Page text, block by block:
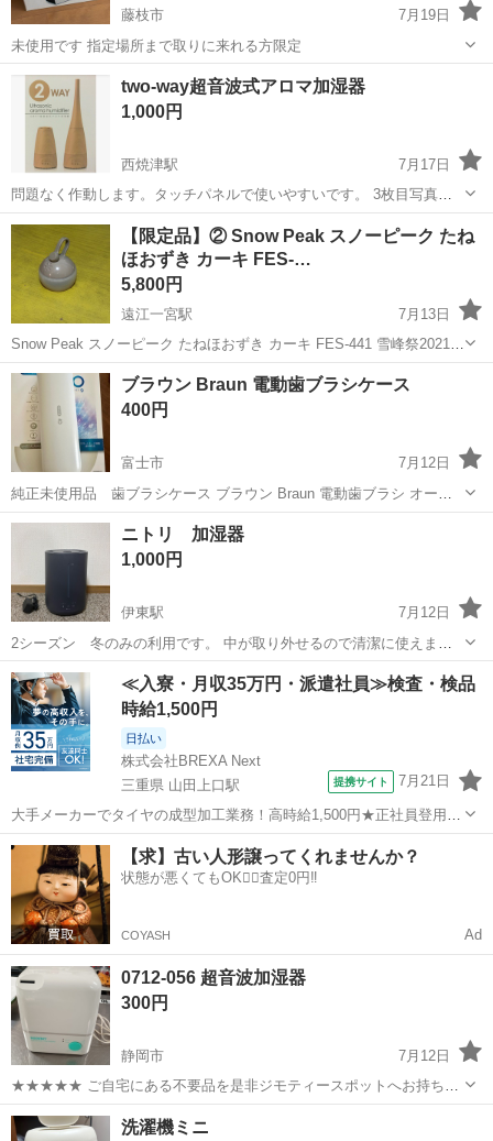
藤枝市
7月19日
未使用です 指定場所まで取りに来れる方限定
静岡 藤枝市 季節、空調家電
two-way超音波式アロマ加湿器
1,000円
西焼津駅
7月17日
問題なく作動します。タッチパネルで使いやすいです。 3枚目写真、
折れてボンドで着けましたが外れて無くなってしまいました。使用に
問題はありません。
静岡 焼津市 西焼津駅
【限定品】② Snow Peak スノーピーク たね
ほおずき カーキ FES-…
5,800円
遠江一宮駅
7月13日
Snow Peak スノーピーク たねほおずき カーキ FES-441 雪峰祭2021秋
【限定品】 使用頻度が少ない為、手放します。 2021年の雪峰祭限定
静岡 袋井市 遠江一宮駅 季節、空調家電
ブラウン Braun 電動歯ブラシケース
400円
富士市
7月12日
純正未使用品 歯ブラシケース ブラウン Braun 電動歯ブラシ オーラ
ルB ｉｏシリーズ用のトラベルケースです（充電機能なし）。替えブ
ラシ２本収納可能です。 対応機種：IO9/IO8/IO7/IO6/IO5/IO4/IO3
静岡 富士市 季節、空調家電
ニトリ 加湿器
1,000円
伊東駅
7月12日
2シーズン 冬のみの利用です。 中が取り外せるので清潔に使えま
す。 引っ越しのため手放します。
静岡 伊東市 伊東駅 季節、空調家電
≪入寮・月収35万円・派遣社員≫検査・検品
時給1,500円
日払い
株式会社BREXA Next
三重県 山田上口駅
提携サイト 7月21日
大手メーカーでタイヤの成型加工業務！高時給1,500円★正社員登用制
度あり！ワンルーム寮完備！マイカー通勤OK！無料駐車場あり！《三
重県伊勢市》 人気の工場のお仕事 ◇タイヤの製造◇ トラック・バ
ス・RV車用を中心とした...
三重 伊勢市 山田上口駅 その他
【求】古い人形譲ってくれませんか？
状態が悪くてもOK🙆‍♀️査定0円‼️
COYASH Ad
0712-056 超音波加湿器
300円
静岡市
7月12日
★★★★★ ご自宅にある不要品を是非ジモティースポットへお持ち込
みしませんか？ 家電、趣味・スポーツ・レジャー用品、こども用品、
衣料服飾品、生活雑貨、家具、本、CD・DVDなどが無料でまとめて持
静岡 静岡市 季節、空調家電
洗濯機ミニ